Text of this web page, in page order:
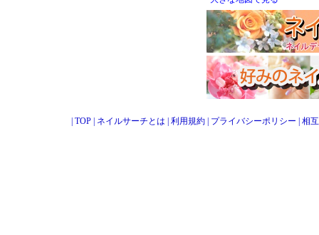
TOP ネイルサーチとは 利用規約 プライバシーポリシー 相